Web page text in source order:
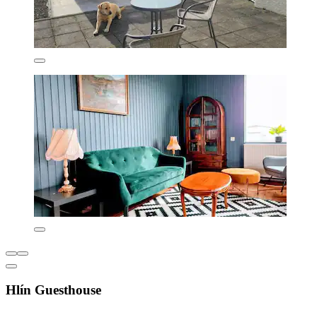
Hlín Guesthouse